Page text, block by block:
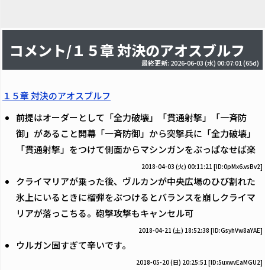
コメント/１５章 対決のアオスブルフ
最終更新: 2026-06-03 (水) 00:07:01 (65d)
１５章 対決のアオスブルフ
前提はオーダーとして「全力破壊」「貫通射撃」「一斉防
御」があること開幕「一斉防御」から突撃兵に「全力破壊」
「貫通射撃」をつけて側面からマシンガンをぶっぱなせば楽
2018-04-03 (火) 00:11:21 [ID:0pMx6.vsBv2]
クライマリアが乗った後、ヴルカンが中央広場のひび割れた
氷上にいるときに榴弾をぶつけるとバランスを崩しクライマ
リアが落っこちる。砲撃攻撃もキャンセル可
2018-04-21 (土) 18:52:38 [ID:GsyhVw8aYAE]
ウルガン固すぎて辛いです。
2018-05-20 (日) 20:25:51 [ID:5uxwvEaMGU2]